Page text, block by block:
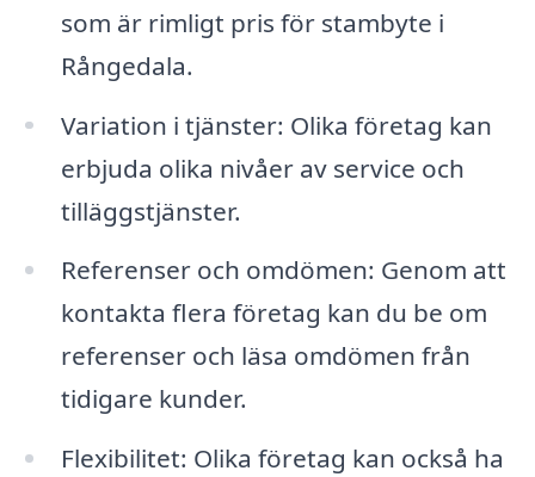
som är rimligt pris för stambyte i
Rångedala.
Variation i tjänster: Olika företag kan
erbjuda olika nivåer av service och
tilläggstjänster.
Referenser och omdömen: Genom att
kontakta flera företag kan du be om
referenser och läsa omdömen från
tidigare kunder.
Flexibilitet: Olika företag kan också ha